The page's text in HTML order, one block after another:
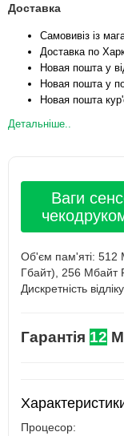
Доставка
Самовивіз із
Доставка по
Новая пошта у
Новая пошта у
Новая пошта
Детальніше..
Ваги
Об'єм пам'яті: 512
Гбайт), 256 Мбайт
Дискретність
Гарантія 12
Процесор: